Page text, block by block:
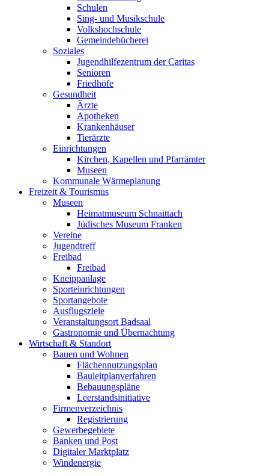
Schulen
Sing- und Musikschule
Volkshochschule
Gemeindebücherei
Soziales
Jugendhilfezentrum der Caritas
Senioren
Friedhöfe
Gesundheit
Ärzte
Apotheken
Krankenhäuser
Tierärzte
Einrichtungen
Kirchen, Kapellen und Pfarrämter
Museen
Kommunale Wärmeplanung
Freizeit & Tourismus
Museen
Heimatmuseum Schnaittach
Jüdisches Museum Franken
Vereine
Jugendtreff
Freibad
Freibad
Kneippanlage
Sporteinrichtungen
Sportangebote
Ausflugsziele
Veranstaltungsort Badsaal
Gastronomie und Übernachtung
Wirtschaft & Standort
Bauen und Wohnen
Flächennutzungsplan
Bauleitplanverfahren
Bebauungspläne
Leerstandsinitiative
Firmenverzeichnis
Registrierung
Gewerbegebiete
Banken und Post
Digitaler Marktplatz
Windenergie